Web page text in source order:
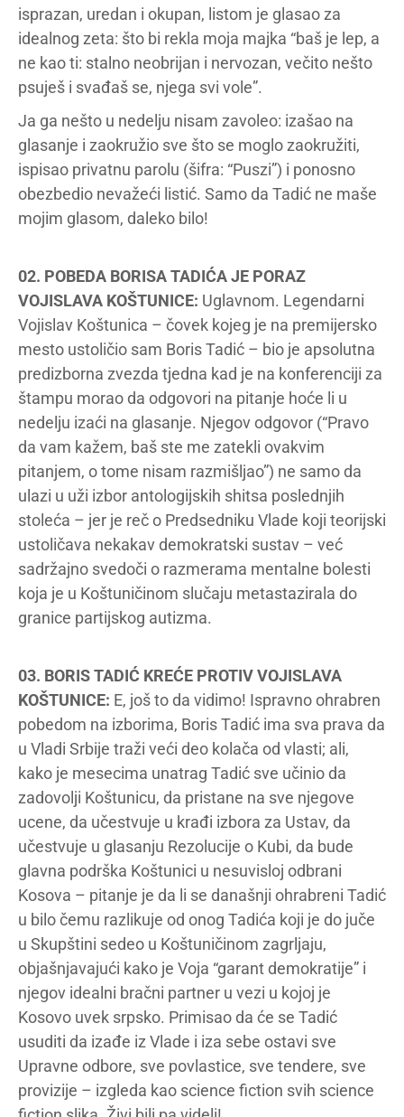
isprazan, uredan i okupan, listom je glasao za
idealnog zeta: što bi rekla moja majka “baš je lep, a
ne kao ti: stalno neobrijan i nervozan, večito nešto
psuješ i svađaš se, njega svi vole”.
Ja ga nešto u nedelju nisam zavoleo: izašao na
glasanje i zaokružio sve što se moglo zaokružiti,
ispisao privatnu parolu (šifra: “Puszi”) i ponosno
obezbedio nevažeći listić. Samo da Tadić ne maše
mojim glasom, daleko bilo!
02. POBEDA BORISA TADIĆA JE PORAZ
VOJISLAVA KOŠTUNICE: Uglavnom. Legendarni
Vojislav Koštunica – čovek kojeg je na premijersko
mesto ustoličio sam Boris Tadić – bio je apsolutna
predizborna zvezda tjedna kad je na konferenciji za
štampu morao da odgovori na pitanje hoće li u
nedelju izaći na glasanje. Njegov odgovor (“Pravo
da vam kažem, baš ste me zatekli ovakvim
pitanjem, o tome nisam razmišljao”) ne samo da
ulazi u uži izbor antologijskih shitsa poslednjih
stoleća – jer je reč o Predsedniku Vlade koji teorijski
ustoličava nekakav demokratski sustav – već
sadržajno svedoči o razmerama mentalne bolesti
koja je u Koštuničinom slučaju metastazirala do
granice partijskog autizma.
03. BORIS TADIĆ KREĆE PROTIV VOJISLAVA
KOŠTUNICE: E, još to da vidimo! Ispravno ohrabren
pobedom na izborima, Boris Tadić ima sva prava da
u Vladi Srbije traži veći deo kolača od vlasti; ali,
kako je mesecima unatrag Tadić sve učinio da
zadovolji Koštunicu, da pristane na sve njegove
ucene, da učestvuje u krađi izbora za Ustav, da
učestvuje u glasanju Rezolucije o Kubi, da bude
glavna podrška Koštunici u nesuvisloj odbrani
Kosova – pitanje je da li se današnji ohrabreni Tadić
u bilo čemu razlikuje od onog Tadića koji je do juče
u Skupštini sedeo u Koštuničinom zagrljaju,
objašnjavajući kako je Voja “garant demokratije” i
njegov idealni bračni partner u vezi u kojoj je
Kosovo uvek srpsko. Primisao da će se Tadić
usuditi da izađe iz Vlade i iza sebe ostavi sve
Upravne odbore, sve povlastice, sve tendere, sve
provizije – izgleda kao science fiction svih science